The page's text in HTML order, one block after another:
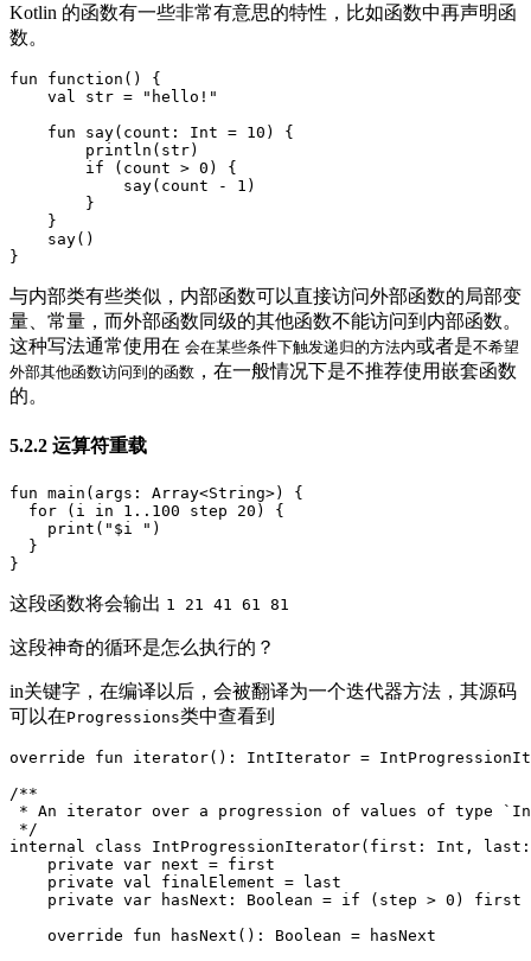
Kotlin 的函数有一些非常有意思的特性，比如函数中再声明函
数。
fun function ()
{
val
str =
"hello!"
fun
say( count : Int = 10 )
{
println ( str)
if
( count > 0 )
{
say( count - 1 )
}
}
say()
}
与内部类有些类似，内部函数可以直接访问外部函数的局部变
量、常量，而外部函数同级的其他函数不能访问到内部函数。
这种写法通常使用在 会在某些条件下触发递归的方法内或者是不希望
外部其他函数访问到的函数 ，在一般情况下是不推荐使用嵌套函数
的。
5.2.2 运算符重载
fun main ( args : Array<String>)
{
for
( i in 1 .. 100 step 20 )
{
print ( "$i " )
}
}
这段函数将会输出 1 21 41 61 81
这段神奇的循环是怎么执行的？
in关键字，在编译以后，会被翻译为一个迭代器方法，其源码
可以在Progressions类中查看到
override fun iterator(): IntIterator =
/**
* An iterator over a progression of values of type
*/
internal
class IntProgressionIterator( first : Int , last :
private var next = first
private val finalElement =
last
private var hasNext : Boolean = if ( step > 0 )
first
override
fun hasNext (): Boolean =
hasNext